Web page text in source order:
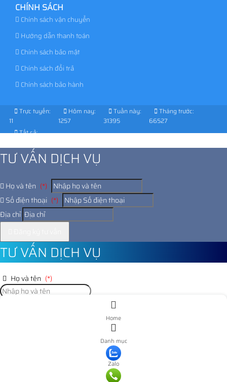
CHÍNH SÁCH
Chính sách vận chuyển
Hướng dẫn thanh toán
Chính sách bảo mật
Chính sách đổi trả
Chính sách bảo hành
Trực tuyến:
11
Hôm nay:
1257
Tuần này:
31395
Tháng trước:
66527
Tất cả:
TƯ VẤN DỊCH VỤ
Họ và tên (*)
Số điện thoại (*)
Địa chỉ
TƯ VẤN DỊCH VỤ
Họ và tên (*)
Home
Danh mục
Zalo